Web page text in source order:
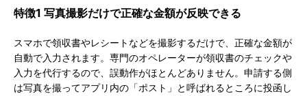
特徴1 写真撮影だけで正確な金額が反映できる
スマホで領収書やレシートなどを撮影するだけで、正確な金額が
自動で入力されます。専門のオペレーターが領収書のチェックや
入力を代行するので、誤動作がほとんどありません。 申請する側
は写真を撮ってアプリ内の「ポスト」と呼ばれるところに投函し